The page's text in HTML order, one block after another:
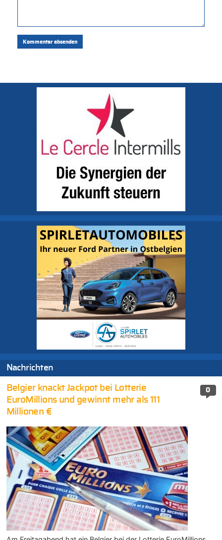
Nachrichten
0
Belgier knackt Jackpot bei Lotterie
EuroMillions und gewinnt mehr als 111
Millionen €